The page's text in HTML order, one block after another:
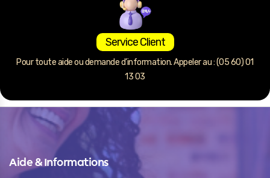
Service Client
Pour toute aide ou demande d’information. Appeler au : (05 60) 01
13 03
Aide & Informations